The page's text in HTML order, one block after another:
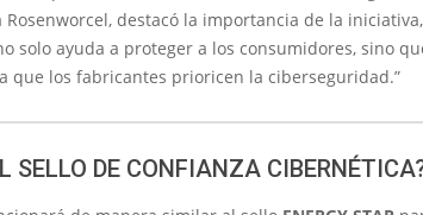
Rosenworcel, destacó la importancia de la iniciativa,
solo ayuda a proteger a los consumidores, sino
que los fabricantes prioricen la ciberseguridad.”
SELLO DE CONFIANZA